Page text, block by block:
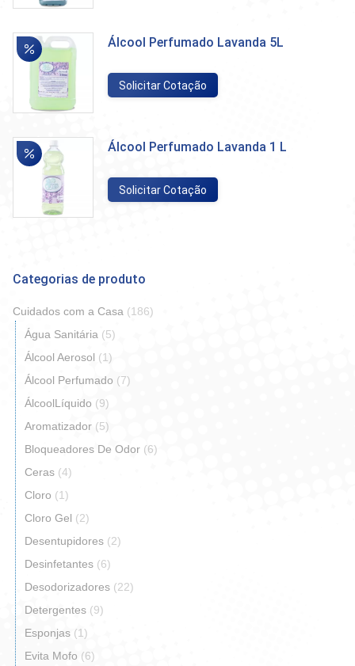
Álcool Perfumado Lavanda 5L
Solicitar Cotação
Álcool Perfumado Lavanda 1 L
Solicitar Cotação
Categorias de produto
Cuidados com a Casa (186)
Água Sanitária (5)
Álcool Aerosol (1)
Álcool Perfumado (7)
ÁlcoolLíquido (9)
Aromatizador (5)
Bloqueadores De Odor (6)
Ceras (4)
Cloro (1)
Cloro Gel (2)
Desentupidores (2)
Desinfetantes (6)
Desodorizadores (22)
Detergentes (9)
Esponjas (1)
Evita Mofo (6)